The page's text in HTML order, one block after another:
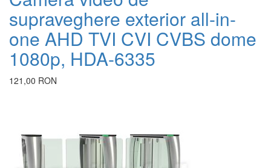
supraveghere exterior all-in-
one AHD TVI CVI CVBS dome
1080p, HDA-6335
121,00 RON